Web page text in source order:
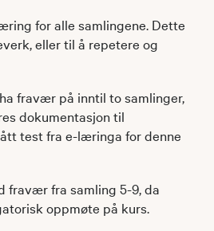
for alle samlingene. Dette
eller til å repetere og
fravær på inntil to samlinger,
dokumentasjon til
test fra e-læringa for denne
fravær fra samling 5-9, da
oppmøte på kurs.